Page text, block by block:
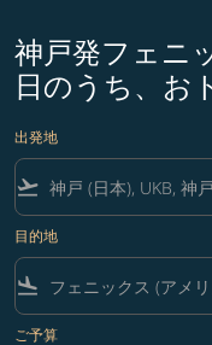
神戸発フェニ
日のうち、お
出発地
flight_takeoff
目的地
flight_land
ご予算